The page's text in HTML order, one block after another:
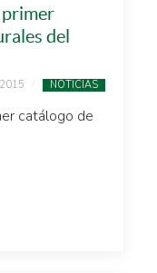
primer
del
NOTICIAS
catálogo de